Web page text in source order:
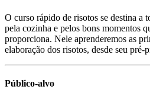
O curso rápido de risotos se destina a
pela cozinha e pelos bons momentos
proporciona. Nele aprenderemos as
elaboração dos risotos, desde seu pré-
Público-alvo